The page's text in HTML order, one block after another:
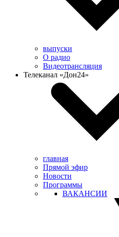
выпуски
О радио
Видеотрансляция
Телеканал «Дон24»
главная
Прямой эфир
Новости
Программы
ВАКАНСИИ